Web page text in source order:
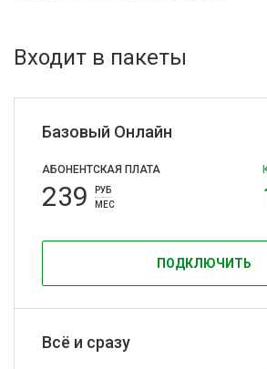
Входит в пакеты
Базовый Онлайн
АБОНЕНТСКАЯ ПЛАТА
239
РУБ
МЕС
ПОДКЛЮЧИТЬ
Всё и сразу